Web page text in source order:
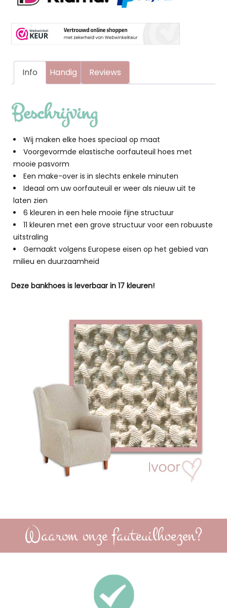
Info Handig Reviews
Beschrijving
Wij maken elke hoes speciaal op maat
Voorgevormde elastische oorfauteuil hoes met
mooie pasvorm
Een make-over is in slechts enkele minuten
Ideaal om uw oorfauteuil er weer als nieuw uit te
laten zien
6 kleuren in een hele mooie fijne structuur
11 kleuren met een grove structuur voor een robuuste
uitstraling
Gemaakt volgens Europese eisen op het gebied van
milieu en duurzaamheid
Deze bankhoes is leverbaar in 17 kleuren!
Waarom onze fauteuilhoezen?